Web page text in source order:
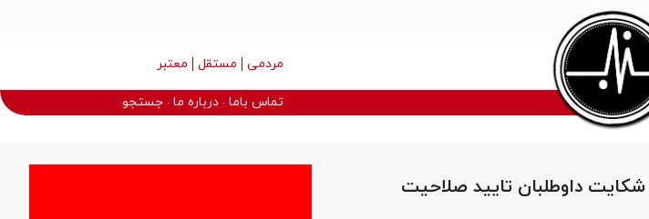
مردمی مستقل معتبر
تماس باما درباره ما جستجو
فرصت شکایت داوطلبان تایید صلاحیت